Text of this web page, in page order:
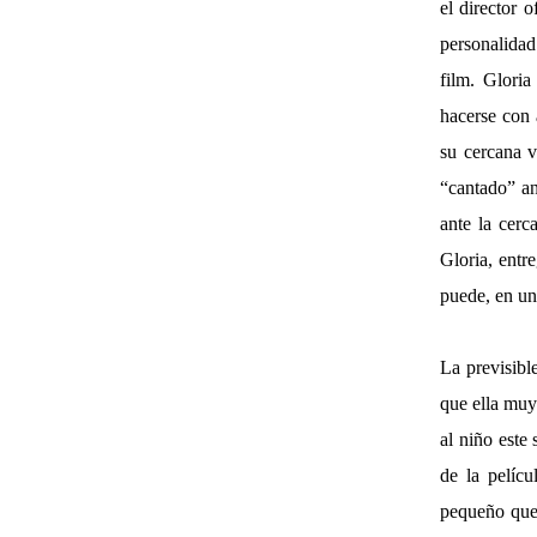
el director
film. Gloria
hacerse
su cercana
“cantado”
ante la
Gloria,
puede, en
La
que ella
al niño este
de la
pequeño